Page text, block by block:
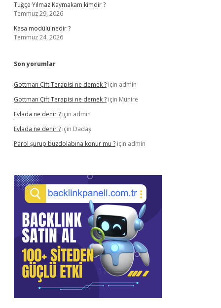
Tuğçe Yılmaz Kaymakam kimdir ?
Temmuz 29, 2026
Kasa modülü nedir ?
Temmuz 24, 2026
Son yorumlar
Gottman Çift Terapisi ne demek ? için admin
Gottman Çift Terapisi ne demek ? için Münire
Evlada ne denir ? için admin
Evlada ne denir ? için Dadaş
Parol şurup buzdolabına konur mu ? için admin